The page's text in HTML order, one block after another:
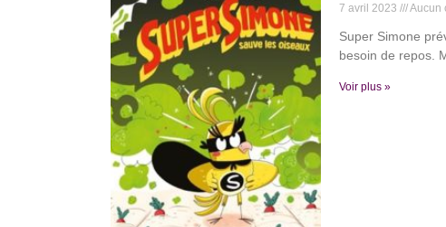
7 avril 2023 Aucun
Super Simone
besoin de repos.
Voir plus »